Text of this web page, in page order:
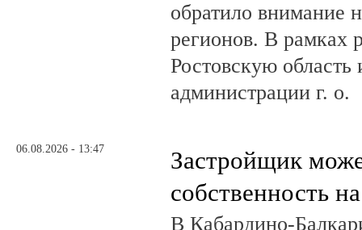
обратило внимание
регионов. В рамках
Ростовскую
администрации г. о.
06.08.2026 - 13:47
Застройщик
собственность
В Кабардино-